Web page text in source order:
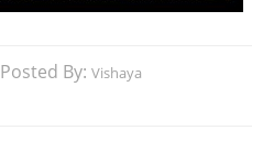
Posted By: Vishaya